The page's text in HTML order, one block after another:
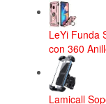
LeYi Funda
con 360
Lamicall